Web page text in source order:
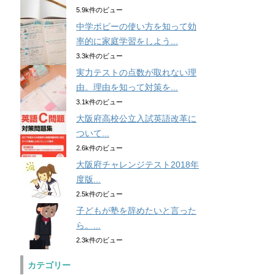
5.9k件のビュー
中学ポピーの使い方を知って効
率的に家庭学習をしよう...
3.3k件のビュー
実力テストの点数が取れない理
由。理由を知って対策を...
3.1k件のビュー
大阪府高校公立入試英語改革に
ついて...
2.6k件のビュー
大阪府チャレンジテスト2018年
度版...
2.5k件のビュー
子どもが塾を辞めたいと言った
ら。...
2.3k件のビュー
カテゴリー